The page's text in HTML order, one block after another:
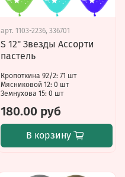
арт. 1103-2236, 336701
S 12" Звезды Ассорти
пастель
Кропоткина 92/2: 71 шт
Мясниковой 12: 0 шт
Земнухова 15: 0 шт
180.00 руб
В корзину